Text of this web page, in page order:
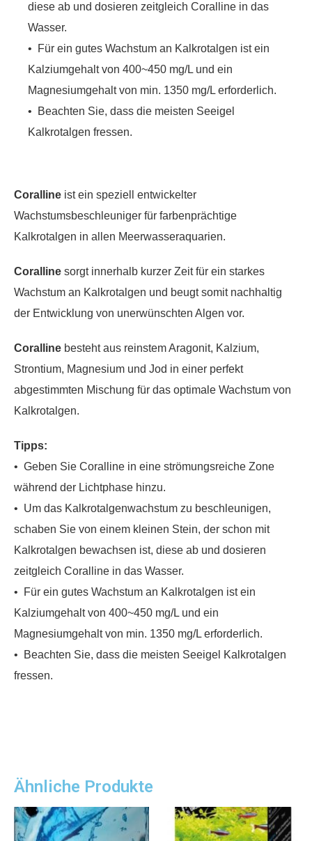
diese ab und dosieren zeitgleich Coralline in das
Wasser.
• Für ein gutes Wachstum an Kalkrotalgen ist ein
Kalziumgehalt von 400~450 mg/L und ein
Magnesiumgehalt von min. 1350 mg/L erforderlich.
• Beachten Sie, dass die meisten Seeigel
Kalkrotalgen fressen.
Coralline ist ein speziell entwickelter
Wachstumsbeschleuniger für farbenprächtige
Kalkrotalgen in allen Meerwasseraquarien.
Coralline sorgt innerhalb kurzer Zeit für ein starkes
Wachstum an Kalkrotalgen und beugt somit nachhaltig
der Entwicklung von unerwünschten Algen vor.
Coralline besteht aus reinstem Aragonit, Kalzium,
Strontium, Magnesium und Jod in einer perfekt
abgestimmten Mischung für das optimale Wachstum von
Kalkrotalgen.
Tipps:
• Geben Sie Coralline in eine strömungsreiche Zone
während der Lichtphase hinzu.
• Um das Kalkrotalgenwachstum zu beschleunigen,
schaben Sie von einem kleinen Stein, der schon mit
Kalkrotalgen bewachsen ist, diese ab und dosieren
zeitgleich Coralline in das Wasser.
• Für ein gutes Wachstum an Kalkrotalgen ist ein
Kalziumgehalt von 400~450 mg/L und ein
Magnesiumgehalt von min. 1350 mg/L erforderlich.
• Beachten Sie, dass die meisten Seeigel Kalkrotalgen
fressen.
Ähnliche Produkte